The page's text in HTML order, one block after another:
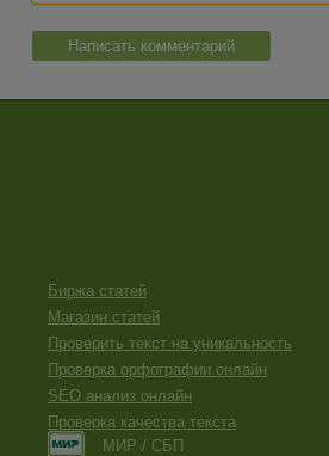
Написать комментарий
Биржа статей
Магазин статей
Проверить текст на уникальность
Проверка орфографии онлайн
SEO анализ онлайн
Проверка качества текста
МИР / СБП